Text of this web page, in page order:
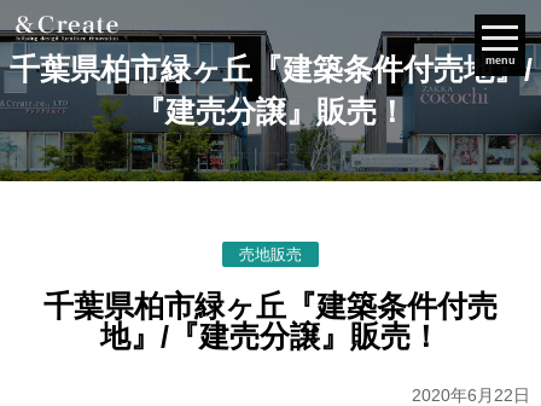
menu
千葉県柏市緑ヶ丘『建築条件付売地』/
『建売分譲』販売！
売地販売
千葉県柏市緑ヶ丘『建築条件付売
地』/『建売分譲』販売！
2020年6月22日